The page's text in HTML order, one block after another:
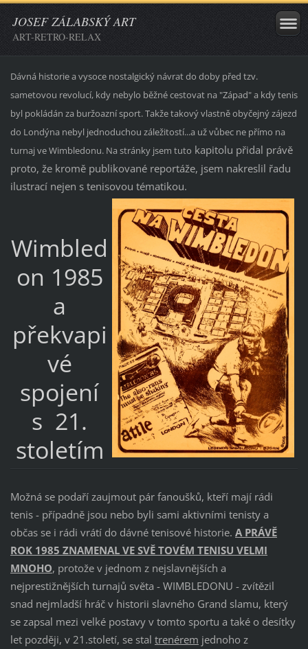
JOSEF ZÁLABSKÝ ART
ART-RETRO-RELAX
Dávná historie a vysoce nostalgický návrat do doby před tzv.
sametovou revolucí, kdy nebylo běžné cestovat na "Západ" a kdy tenis
byl pokládán za buržoazní sport. Takže takový vlastně obyčejný zájezd
do Londýna nebyl jednoduchou záležitostí...a už vůbec ne přímo na
turnaj ve Wimbledonu. Na stránky jsem tuto kapitolu přidal právě
proto, že kromě publikované reportáže, jsem nakreslil řadu
ilustrací nejen s tenisovou tématikou.
Wimbled
on 1985
a
překvapi
vé
spojení
s 21.
stoletím
Možná se podaří zaujmout pár fanoušků, kteří mají rádi
tenis - případně jsou nebo byli sami aktivními tenisty a
občas se i rádi vrátí do dávné tenisové historie. A PRÁVĚ
ROK 1985 ZNAMENAL VE SVĚ TOVÉM TENISU VELMI
MNOHO, protože v jednom z nejslavnějších a
nejprestižnějších turnajů světa - WIMBLEDONU - zvítězil
snad nejmladší hráč v historii slavného Grand slamu, který
se zapsal mezi velké postavy v tomto sportu a také o desítky
let později, v 21.století, se stal trenérem jednoho z